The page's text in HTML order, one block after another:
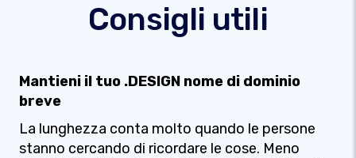
Consigli utili
Mantieni il tuo .DESIGN nome di dominio
breve
La lunghezza conta molto quando le persone
stanno cercando di ricordare le cose. Meno